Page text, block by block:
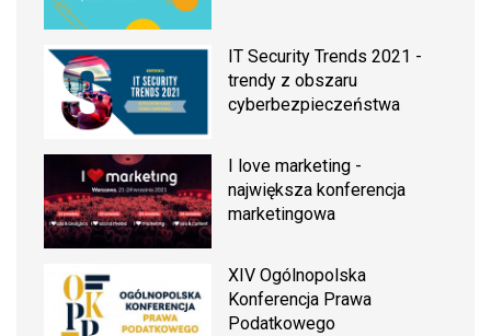
IT Security Trends 2021 -
trendy z obszaru
cyberbezpieczeństwa
I love marketing -
największa konferencja
marketingowa
XIV Ogólnopolska
Konferencja Prawa
Podatkowego